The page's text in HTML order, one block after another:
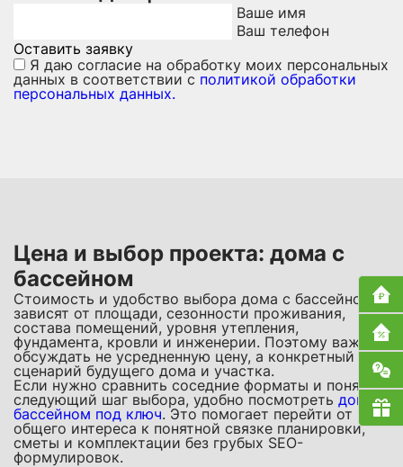
Ваше имя
Ваш телефон
Оставить заявку
Я даю согласие на обработку моих персональных
данных в соответствии с политикой обработки
персональных данных.
Цена и выбор проекта: дома с
бассейном
Стоимость и удобство выбора дома с бассейном
зависят от площади, сезонности проживания,
состава помещений, уровня утепления,
фундамента, кровли и инженерии. Поэтому важно
обсуждать не усредненную цену, а конкретный
сценарий будущего дома и участка.
Если нужно сравнить соседние форматы и понять
следующий шаг выбора, удобно посмотреть дома с
бассейном под ключ. Это помогает перейти от
общего интереса к понятной связке планировки,
сметы и комплектации без грубых SEO-
формулировок.